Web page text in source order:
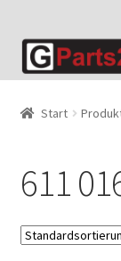
Zur
Navigation
Zum
Inhalt
Start
611